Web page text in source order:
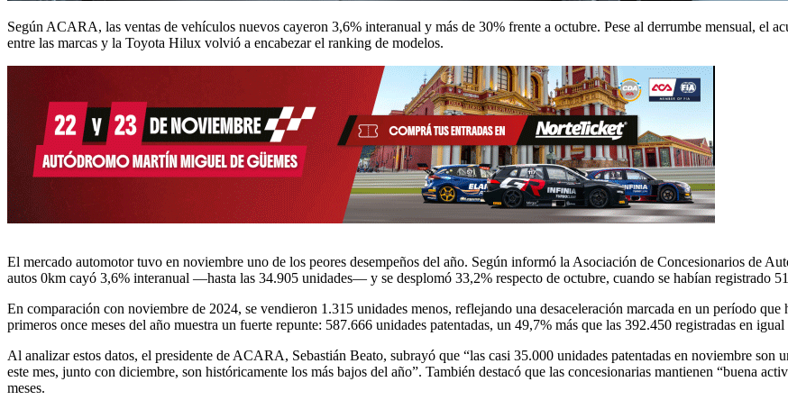
Según ACARA, las ventas de vehículos nuevos cayeron 3,6% interanual y más de 30% frente a octubre. Pese al derrumbe mensual, el
entre las marcas y la Toyota Hilux volvió a encabezar el ranking de modelos.
El mercado automotor tuvo en noviembre uno de los peores desempeños del año. Según informó la Asociación de Concesionarios de
autos 0km cayó 3,6% interanual —hasta las 34.905 unidades— y se desplomó 33,2% respecto de octubre, cuando se habían registrado
En comparación con noviembre de 2024, se vendieron 1.315 unidades menos, reflejando una desaceleración marcada en un período
primeros once meses del año muestra un fuerte repunte: 587.666 unidades patentadas, un 49,7% más que las 392.450 registradas en
Al analizar estos datos, el presidente de ACARA, Sebastián Beato, subrayó que “las casi 35.000 unidades patentadas en noviembre
este mes, junto con diciembre, son históricamente los más bajos del año”. También destacó que las concesionarias mantienen “buena
meses.